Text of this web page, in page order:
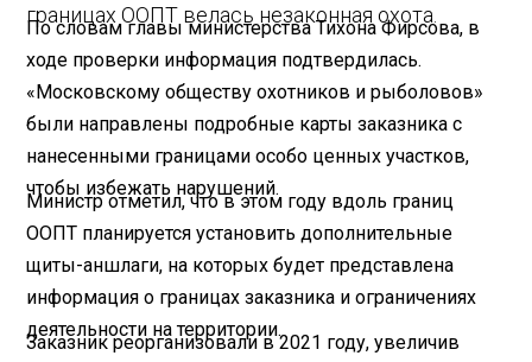
границах ООПТ велась незаконная охота.
По словам главы министерства Тихона Фирсова, в
ходе проверки информация подтвердилась.
«Московскому обществу охотников и рыболовов»
были направлены подробные карты заказника с
нанесенными границами особо ценных участков,
чтобы избежать нарушений.
Министр отметил, что в этом году вдоль границ
ООПТ планируется установить дополнительные
щиты-аншлаги, на которых будет представлена
информация о границах заказника и ограничениях
деятельности на территории.
Заказник реорганизовали в 2021 году, увеличив